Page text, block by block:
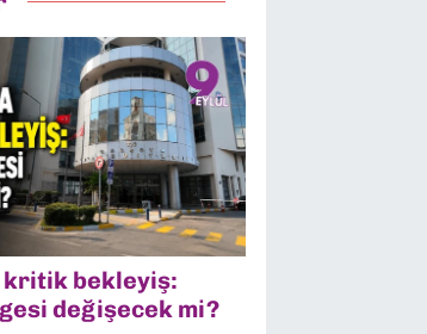
kritik bekleyiş:
değişecek mi?